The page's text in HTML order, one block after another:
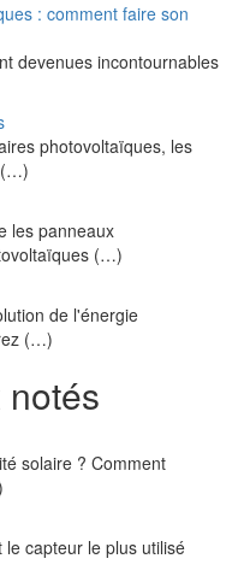
: comment faire son
devenues incontournables
photovoltaïques, les
(…)
les panneaux
(…)
de l'énergie
(…)
solaire ? Comment
capteur le plus utilisé